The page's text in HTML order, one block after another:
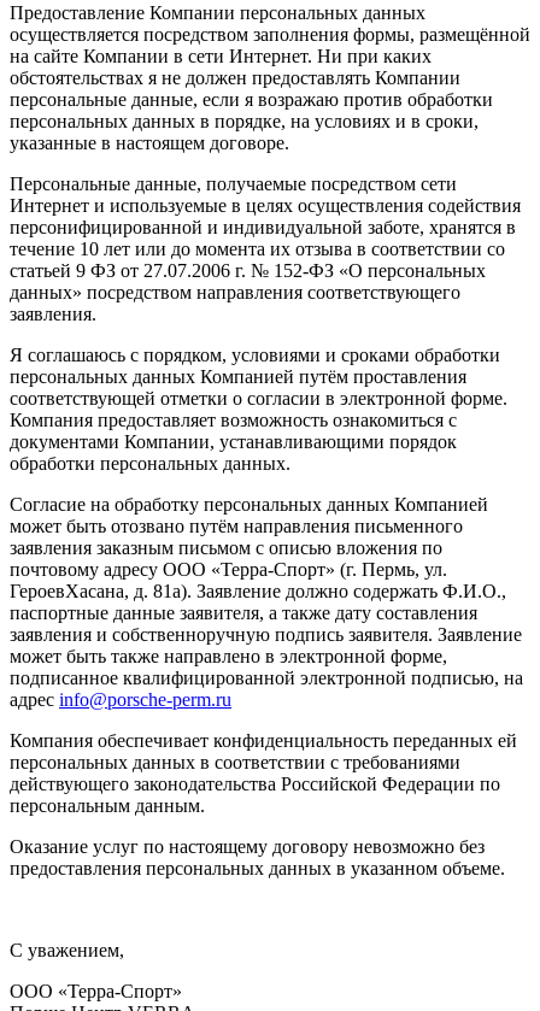
Предоставление Компании персональных данных
осуществляется посредством заполнения формы, размещённой
на сайте Компании в сети Интернет. Ни при каких
обстоятельствах я не должен предоставлять Компании
персональные данные, если я возражаю против обработки
персональных данных в порядке, на условиях и в сроки,
указанные в настоящем договоре.
Персональные данные, получаемые посредством сети
Интернет и используемые в целях осуществления содействия
персонифицированной и индивидуальной заботе, хранятся в
течение 10 лет или до момента их отзыва в соответствии со
статьей 9 ФЗ от 27.07.2006 г. № 152-ФЗ «О персональных
данных» посредством направления соответствующего
заявления.
Я соглашаюсь с порядком, условиями и сроками обработки
персональных данных Компанией путём проставления
соответствующей отметки о согласии в электронной форме.
Компания предоставляет возможность ознакомиться с
документами Компании, устанавливающими порядок
обработки персональных данных.
Согласие на обработку персональных данных Компанией
может быть отозвано путём направления письменного
заявления заказным письмом с описью вложения по
почтовому адресу ООО «Терра-Спорт» (г. Пермь, ул.
ГероевХасана, д. 81а). Заявление должно содержать Ф.И.О.,
паспортные данные заявителя, а также дату составления
заявления и собственноручную подпись заявителя. Заявление
может быть также направлено в электронной форме,
подписанное квалифицированной электронной подписью, на
адрес info@porsche-perm.ru
Компания обеспечивает конфиденциальность переданных ей
персональных данных в соответствии с требованиями
действующего законодательства Российской Федерации по
персональным данным.
Оказание услуг по настоящему договору невозможно без
предоставления персональных данных в указанном объеме.
C уважением,
ООО «Терра-Спорт»